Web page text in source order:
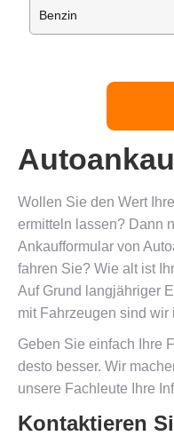
Wollen Sie den Wert
ermitteln lassen? Dann
Ankaufformular von
fahren Sie? Wie alt ist
Auf Grund langjähriger
mit Fahrzeugen sind wir
Geben Sie einfach Ihre
desto besser. Wir
unsere Fachleute Ihre
Kontaktieren